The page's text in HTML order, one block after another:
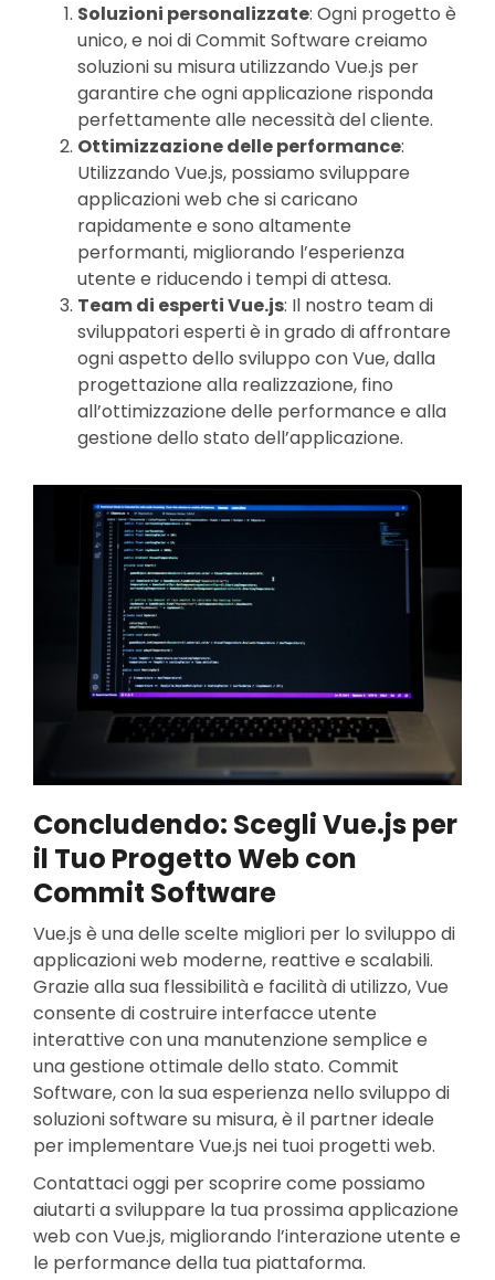
Soluzioni personalizzate: Ogni progetto è
unico, e noi di Commit Software creiamo
soluzioni su misura utilizzando Vue.js per
garantire che ogni applicazione risponda
perfettamente alle necessità del cliente.
Ottimizzazione delle performance:
Utilizzando Vue.js, possiamo sviluppare
applicazioni web che si caricano
rapidamente e sono altamente
performanti, migliorando l’esperienza
utente e riducendo i tempi di attesa.
Team di esperti Vue.js: Il nostro team di
sviluppatori esperti è in grado di affrontare
ogni aspetto dello sviluppo con Vue, dalla
progettazione alla realizzazione, fino
all’ottimizzazione delle performance e alla
gestione dello stato dell’applicazione.
Concludendo: Scegli Vue.js per
il Tuo Progetto Web con
Commit Software
Vue.js è una delle scelte migliori per lo sviluppo di
applicazioni web moderne, reattive e scalabili.
Grazie alla sua flessibilità e facilità di utilizzo, Vue
consente di costruire interfacce utente
interattive con una manutenzione semplice e
una gestione ottimale dello stato. Commit
Software, con la sua esperienza nello sviluppo di
soluzioni software su misura, è il partner ideale
per implementare Vue.js nei tuoi progetti web.
Contattaci oggi per scoprire come possiamo
aiutarti a sviluppare la tua prossima applicazione
web con Vue.js, migliorando l’interazione utente e
le performance della tua piattaforma.